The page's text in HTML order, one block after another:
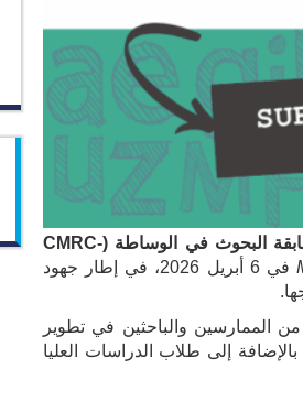
البحوث في الوساطة
(CMRC-
في 6 أبريل 2026، في إطار جهود
الممارسين والباحثين في تطوير
إلى طلاب الدراسات العليا